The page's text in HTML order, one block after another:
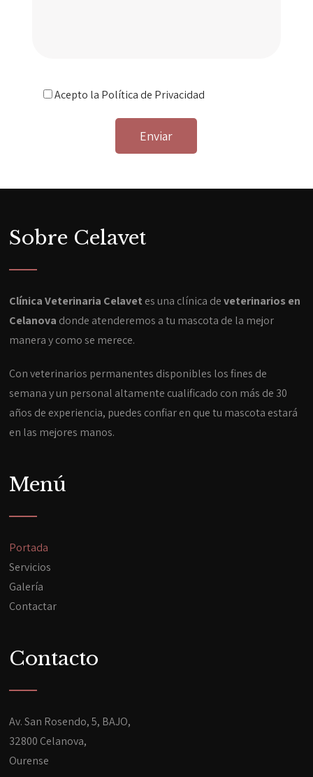
Acepto la Política de Privacidad
Sobre Celavet
Clínica Veterinaria Celavet es una clínica deveterinarios en
Celanova donde atenderemos a tu mascota de la mejor
manera y como se merece.
Con veterinarios permanentes disponibles los fines de
semana y un personal altamente cualificado con más de 30
años de experiencia, puedes confiar en que tu mascota estará
en las mejores manos.
Menú
Portada
Servicios
Galería
Contactar
Contacto
Av. San Rosendo, 5, BAJO,
32800 Celanova,
Ourense